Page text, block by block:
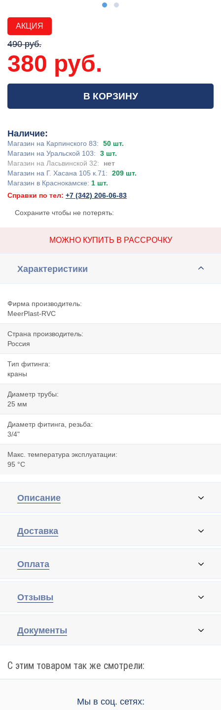
АКЦИЯ
490 руб.
380 руб.
В КОРЗИНУ
Наличие:
Магазин на Карпинского 83:
50 шт.
Магазин на Уральской 103:
3 шт.
Магазин на Ласьвинской 32:
нет
Магазин на Г. Хасана 105 к.71:
209 шт.
Магазин в Краснокамске: 1 шт.
Справки по тел: +7 (342) 206-06-83
Сохраните чтобы не потерять:
МОЖНО КУПИТЬ В РАССРОЧКУ
Характеристики
Фирма производитель:
MeerPlast-RVC
Страна производитель:
Россия
Тип фитинга:
краны
Диаметр трубы:
25 мм
Диаметр фитинга, резьба:
3/4"
Макс. температура эксплуатации:
95 °C
Описание
Доставка
Оплата
Отзывы
Документы
С этим товаром так же смотрели:
Мы в соц. сетях: